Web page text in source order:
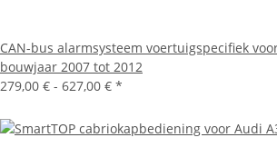
CAN-bus alarmsysteem voertuigspecifiek
bouwjaar 2007 tot 2012
279,00 € - 627,00 € *